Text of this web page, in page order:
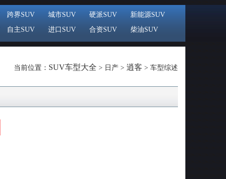
跨界SUV 城市SUV 硬派SUV
新能源SUV
自主SUV
进口SUV 合资SUV 柴油SUV
当前位置： SUV车型大全 > 日产 > 逍客 > 车型综述